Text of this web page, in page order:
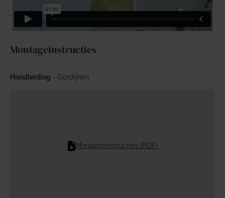
Montageinstructies
Handleiding - Gordijnen
Montageinstructies (PDF)